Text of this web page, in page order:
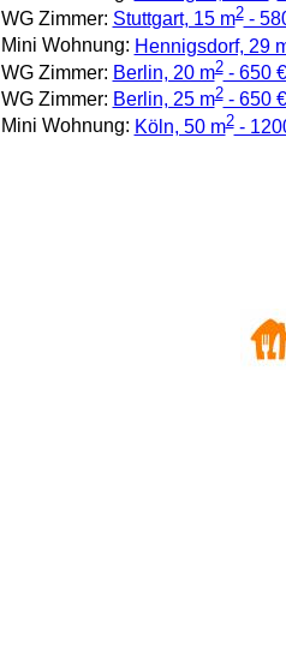
WG Zimmer: Stuttgart, 15 m2-
Mini Wohnung: Hennigsdorf, 29
WG Zimmer: Berlin, 20 m2- 650 €
WG Zimmer: Berlin, 25 m2- 650 €
Mini Wohnung: Köln, 50 m2-